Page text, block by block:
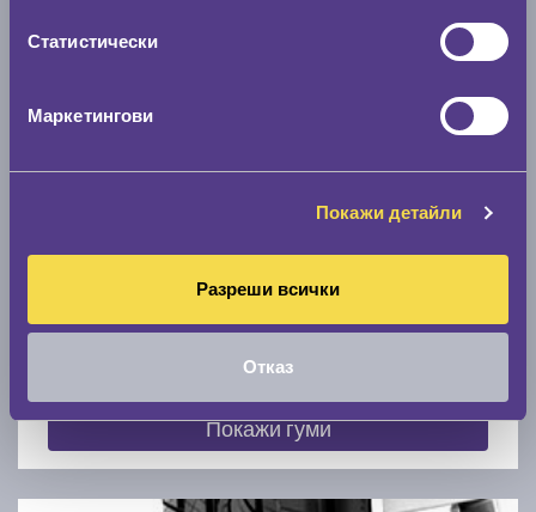
Статистически
Маркетингови
Покажи детайли
Разреши всички
Отказ
Модел
Покажи гуми